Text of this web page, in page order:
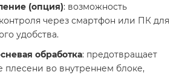
(опция): возможность
через смартфон или ПК для
удобства.
обработка: предотвращает
плесени во внутреннем блоке,